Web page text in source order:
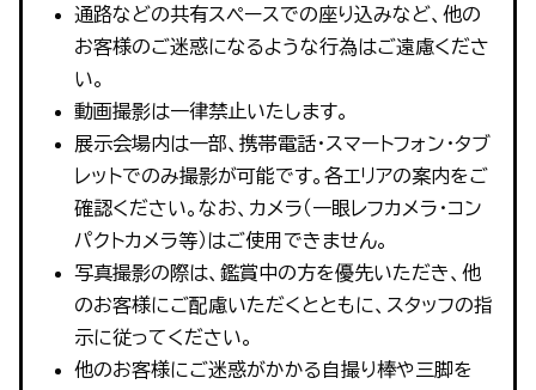
通路などの共有スペースでの座り込みなど、他の
お客様のご迷惑になるような行為はご遠慮くださ
い。
動画撮影は一律禁止いたします。
展示会場内は一部、携帯電話・スマートフォン・タブ
レットでのみ撮影が可能です。各エリアの案内をご
確認ください。なお、カメラ（一眼レフカメラ・コン
パクトカメラ等）はご使用できません。
写真撮影の際は、鑑賞中の方を優先いただき、他
のお客様にご配慮いただくとともに、スタッフの指
示に従ってください。
他のお客様にご迷惑がかかる自撮り棒や三脚を